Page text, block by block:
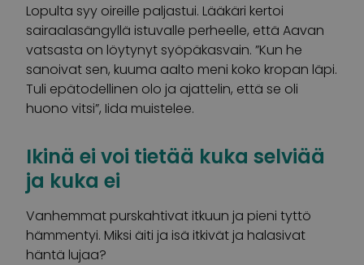
Lopulta syy oireille paljastui. Lääkäri kertoi
sairaalasängyllä istuvalle perheelle, että Aavan
vatsasta on löytynyt syöpäkasvain. ”Kun he
sanoivat sen, kuuma aalto meni koko kropan läpi.
Tuli epätodellinen olo ja ajattelin, että se oli
huono vitsi”, Iida muistelee.
Ikinä ei voi tietää kuka selviää
ja kuka ei
Vanhemmat purskahtivat itkuun ja pieni tyttö
hämmentyi. Miksi äiti ja isä itkivät ja halasivat
häntä lujaa?